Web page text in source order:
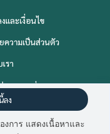
และเงื่อนไข
ความเป็นส่วนตัว
รา
ากขาย-เช่า
งการ แสดงเนื้อหาและ
ง